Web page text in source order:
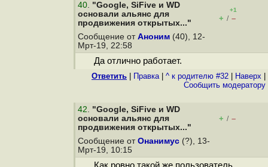
40. "Google, SiFive и WD
основали альянс для
продвижения открытых..."
+1
+ / –
Сообщение от Аноним (40), 12-
Мрт-19, 22:58
Да отлично работает.
Ответить Правка| ^ к родителю #32 Наверх
Cообщить модератору
42. "Google, SiFive и WD
основали альянс для
продвижения открытых..."
+ / –
Сообщение от Онанимус (?), 13-
Мрт-19, 10:15